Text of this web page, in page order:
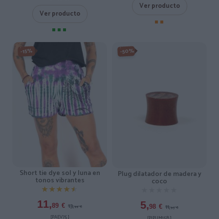
Ver producto
Ver producto
-15%
Short tie dye sol y luna en
tonos vibrantes
★★★★★
★★★★★
11,89 € 13,99 €
[PAEV75 ]
-50%
Plug dilatador de madera y
coco
5,98 € 11,95 €